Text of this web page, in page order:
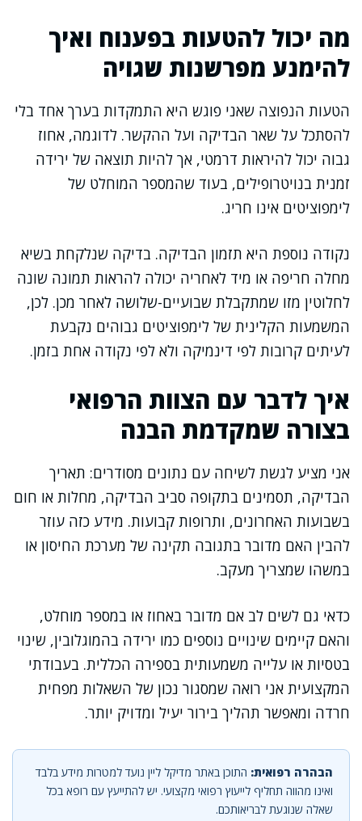
מה יכול להטעות בפענוח ואיך
להימנע מפרשנות שגויה
הטעות הנפוצה שאני פוגש היא התמקדות בערך אחד בלי
להסתכל על שאר הבדיקה ועל ההקשר. לדוגמה, אחוז
גבוה יכול להיראות דרמטי, אך להיות תוצאה של ירידה
זמנית בנויטרופילים, בעוד שהמספר המוחלט של
לימפוציטים אינו חריג.
נקודה נוספת היא תזמון הבדיקה. בדיקה שנלקחת בשיא
מחלה חריפה או מיד לאחריה יכולה להראות תמונה שונה
לחלוטין מזו שמתקבלת שבועיים-שלושה לאחר מכן. לכן,
המשמעות הקלינית של לימפוציטים גבוהים נקבעת
לעיתים קרובות לפי דינמיקה ולא לפי נקודה אחת בזמן.
איך לדבר עם הצוות הרפואי
בצורה שמקדמת הבנה
אני מציע לגשת לשיחה עם נתונים מסודרים: תאריך
הבדיקה, תסמינים בתקופה סביב הבדיקה, מחלות או חום
בשבועות האחרונים, ותרופות קבועות. מידע כזה עוזר
להבין האם מדובר בתגובה תקינה של מערכת החיסון או
במשהו שמצריך מעקב.
כדאי גם לשים לב אם מדובר באחוז או במספר מוחלט,
והאם קיימים שינויים נוספים כמו ירידה בהמוגלובין, שינוי
בטסיות או עלייה משמעותית בספירה הכללית. בעבודתי
המקצועית אני רואה שמסגור נכון של השאלות מפחית
חרדה ומאפשר תהליך בירור יעיל ומדויק יותר.
הבהרה רפואית: התוכן באתר מדיקל ליין נועד למטרות מידע בלבד
ואינו מהווה תחליף לייעוץ רפואי מקצועי. יש להתייעץ עם רופא בכל
שאלה שנוגעת לבריאותכם.